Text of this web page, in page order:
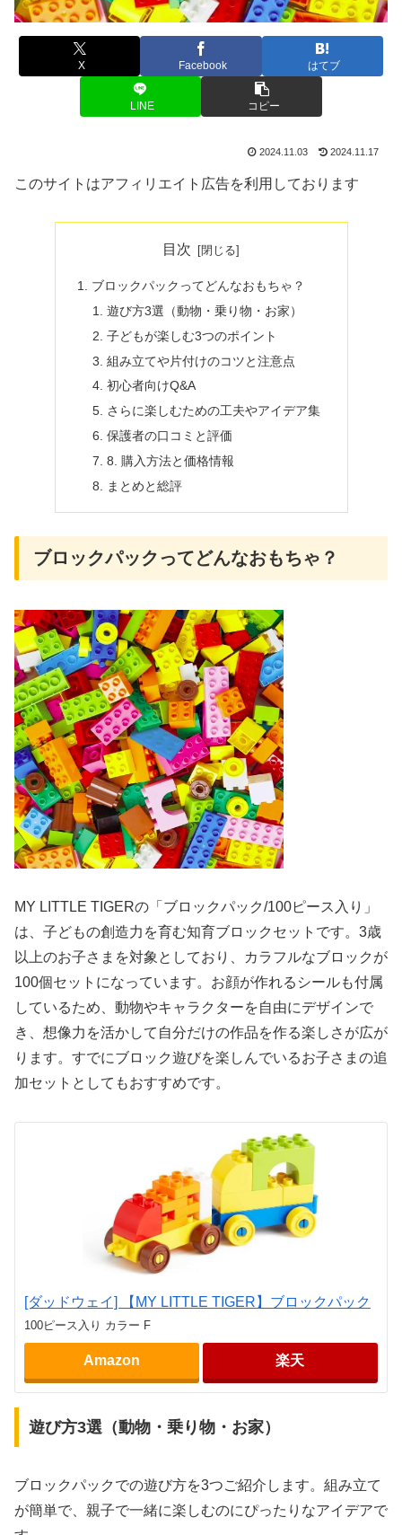
X Facebook はてブ
LINE コピー
2024.11.03 2024.11.17
このサイトはアフィリエイト広告を利用しております
目次
ブロックパックってどんなおもちゃ？
遊び方3選（動物・乗り物・お家）
子どもが楽しむ3つのポイント
組み立てや片付けのコツと注意点
初心者向けQ&A
さらに楽しむための工夫やアイデア集
保護者の口コミと評価
8. 購入方法と価格情報
まとめと総評
ブロックパックってどんなおもちゃ？
MY LITTLE TIGERの「ブロックパック/100ピース入り」
は、子どもの創造力を育む知育ブロックセットです。3歳
以上のお子さまを対象としており、カラフルなブロックが
100個セットになっています。お顔が作れるシールも付属
しているため、動物やキャラクターを自由にデザインで
き、想像力を活かして自分だけの作品を作る楽しさが広が
ります。すでにブロック遊びを楽しんでいるお子さまの追
加セットとしてもおすすめです。
[ダッドウェイ] 【MY LITTLE TIGER】ブロックパック
100ピース入り カラー F
Amazon 楽天
遊び方3選（動物・乗り物・お家）
ブロックパックでの遊び方を3つご紹介します。組み立て
が簡単で、親子で一緒に楽しむのにぴったりなアイデアで